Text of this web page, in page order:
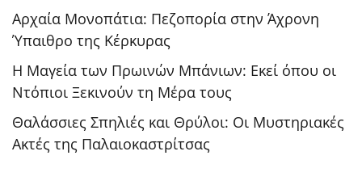
Αρχαία Μονοπάτια: Πεζοπορία στην Άχρονη
Ύπαιθρο της Κέρκυρας
Η Μαγεία των Πρωινών Μπάνιων: Εκεί όπου οι
Ντόπιοι Ξεκινούν τη Μέρα τους
Θαλάσσιες Σπηλιές και Θρύλοι: Οι Μυστηριακές
Ακτές της Παλαιοκαστρίτσας